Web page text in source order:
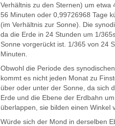
Verhältnis zu den Sternen) um etwa
56 Minuten oder 0,99726968 Tage
(im Verhältnis zur Sonne). Die
da die Erde in 24 Stunden um 1/
Sonne vorgerückt ist. 1/365 von 24
Minuten.
Obwohl die Periode des
kommt es nicht jeden Monat zu
über oder unter der Sonne, da sich
Erde und die Ebene der Erdbahn
überlappen, sie bilden einen Winkel
Würde sich der Mond in derselben